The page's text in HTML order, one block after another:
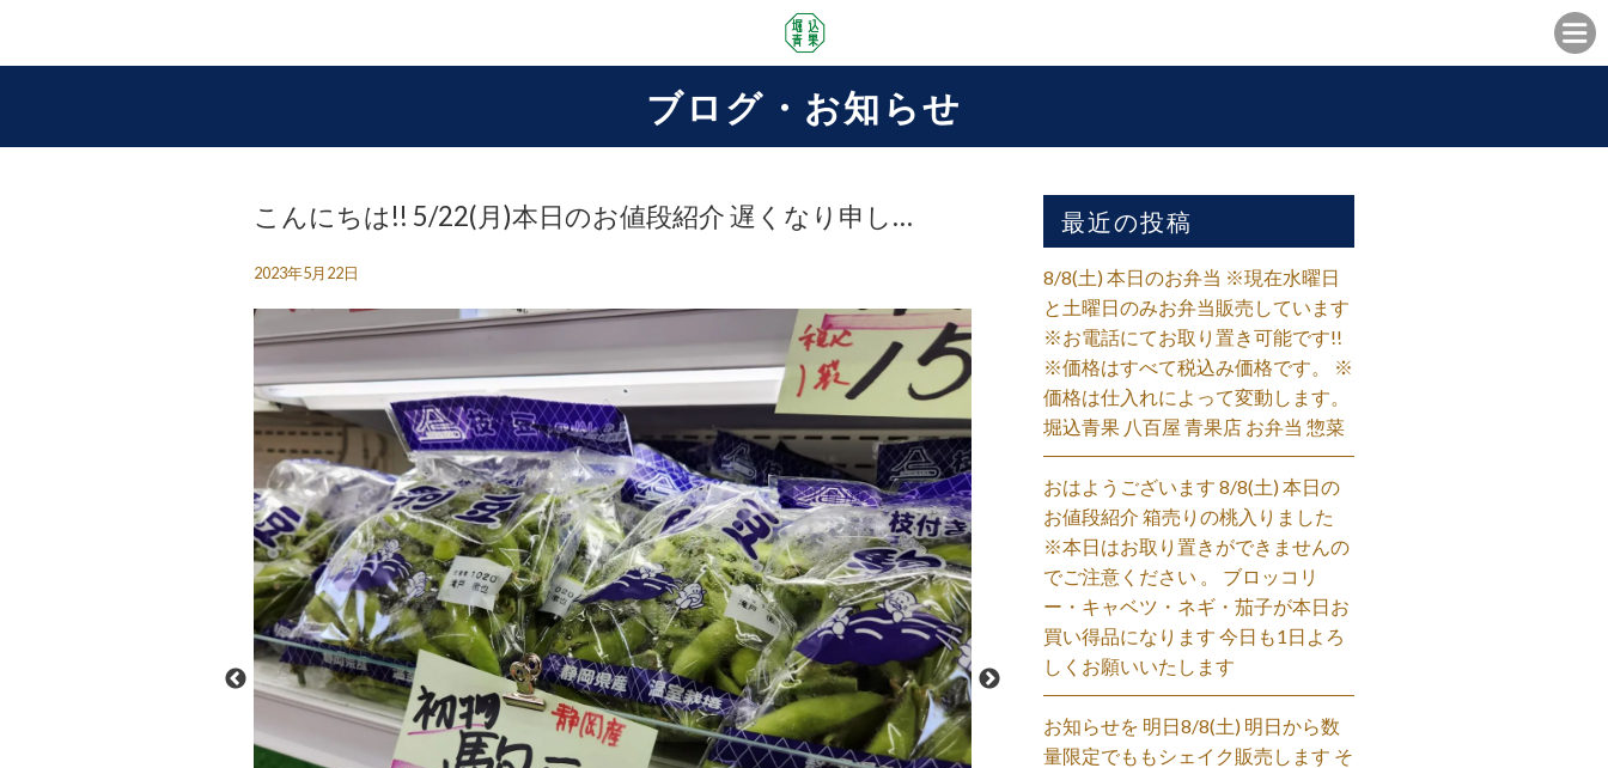
ブログ・お知らせ
こんにちは!! 5/22(月)本日のお値段紹介 遅くなり申し…
2023年5月22日
最近の投稿
8/8(土) 本日のお弁当 ※現在水曜日
と土曜日のみお弁当販売しています
※お電話にてお取り置き可能です!!
※価格はすべて税込み価格です。 ※
価格は仕入れによって変動します。
堀込青果 八百屋 青果店 お弁当 惣菜
おはようございます 8/8(土) 本日の
お値段紹介 箱売りの桃入りました
※本日はお取り置きができませんの
でご注意ください 。 ブロッコリ
ー・キャベツ・ネギ・茄子が本日お
買い得品になります 今日も1日よろ
しくお願いいたします
お知らせを 明日8/8(土) 明日から数
量限定でももシェイク販売します そ